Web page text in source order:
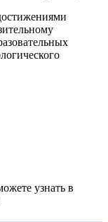
узнать в